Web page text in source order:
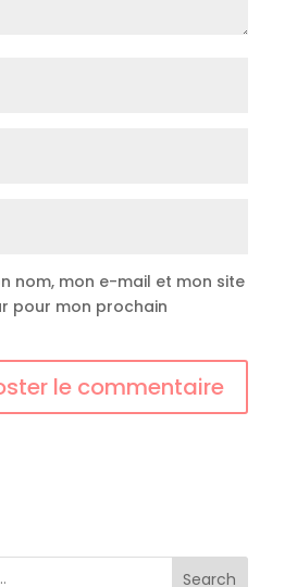
nom, mon e-mail et mon site
pour mon prochain
Search